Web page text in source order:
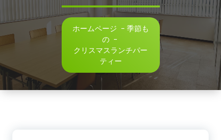
ホームページ - 季節も
の-
クリスマスランチパー
ティー